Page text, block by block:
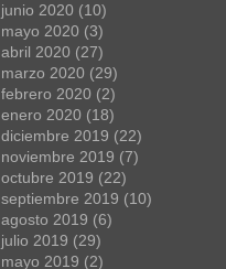
junio 2020 (10)
mayo 2020 (3)
abril 2020 (27)
marzo 2020 (29)
febrero 2020 (2)
enero 2020 (18)
diciembre 2019 (22)
noviembre 2019 (7)
octubre 2019 (22)
septiembre 2019 (10)
agosto 2019 (6)
julio 2019 (29)
mayo 2019 (2)